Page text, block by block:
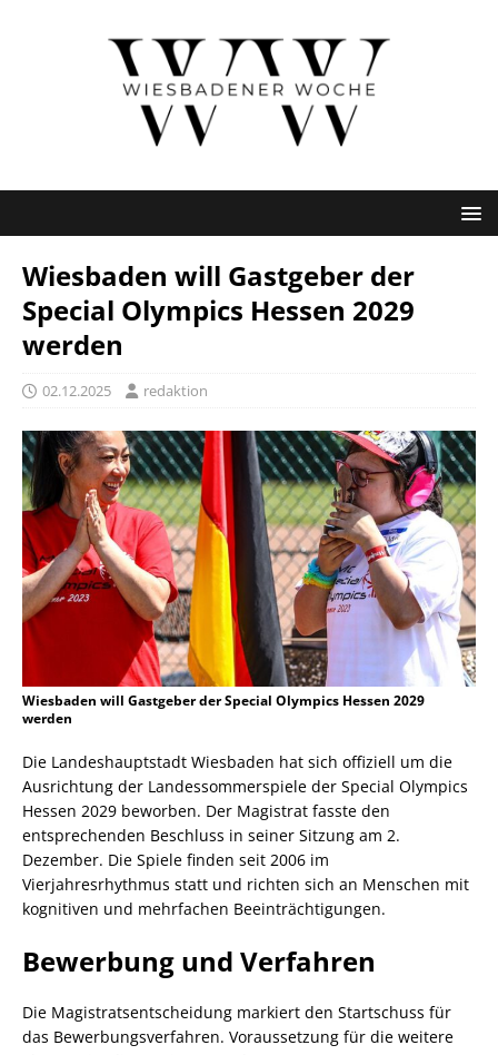
Wiesbaden will Gastgeber der
Special Olympics Hessen 2029
werden
02.12.2025 redaktion
Wiesbaden will Gastgeber der Special Olympics Hessen 2029
werden
Die Landeshauptstadt Wiesbaden hat sich offiziell um die
Ausrichtung der Landessommerspiele der Special Olympics
Hessen 2029 beworben. Der Magistrat fasste den
entsprechenden Beschluss in seiner Sitzung am 2.
Dezember. Die Spiele finden seit 2006 im
Vierjahresrhythmus statt und richten sich an Menschen mit
kognitiven und mehrfachen Beeinträchtigungen.
Bewerbung und Verfahren
Die Magistratsentscheidung markiert den Startschuss für
das Bewerbungsverfahren. Voraussetzung für die weitere